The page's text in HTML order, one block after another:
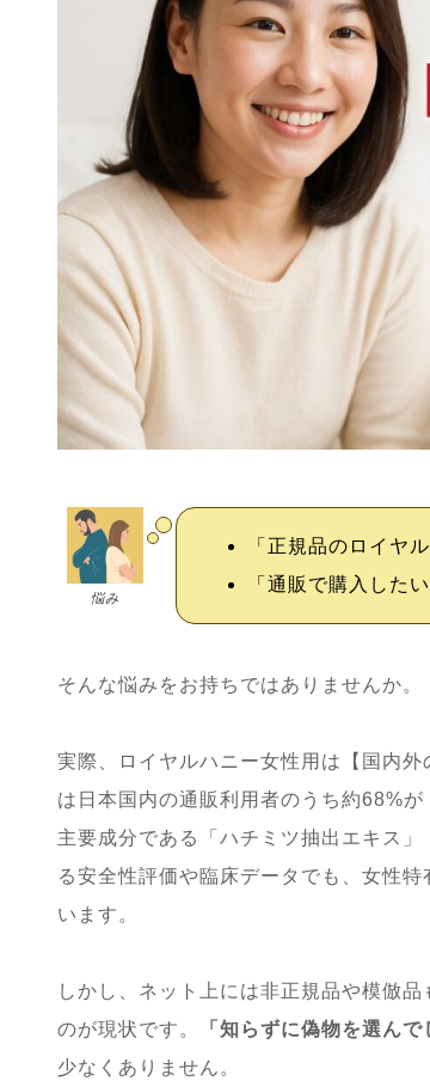
悩み
「正規品のロイヤ
「通販で購入した
そんな悩みをお持ちではありませんか。
実際、ロイヤルハニー女性用は【国内
は日本国内の通販利用者のうち約68%
主要成分である「ハチミツ抽出エキス
る安全性評価や臨床データでも、女性
います。
しかし、ネット上には非正規品や模倣
のが現状です。
「知らずに偽物を選ん
少なくありません。